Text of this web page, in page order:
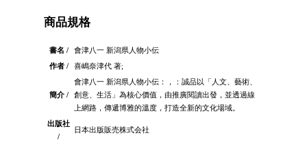
商品規格
書名 /
會津八一 新潟県人物小伝
作者 /
喜嶋奈津代 著;
簡介 /
會津八一 新潟県人物小伝：，：誠品以「人文、藝術、
創意、生活」為核心價值，由推廣閱讀出發，並透過線
上網路，傳遞博雅的溫度，打造全新的文化場域。
出版社
/
日本出版販売株式会社